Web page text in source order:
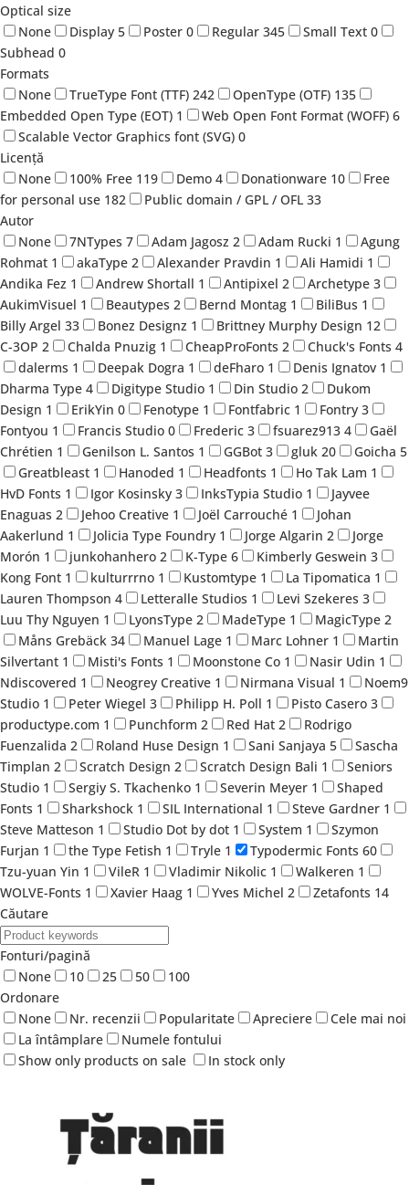
Optical size
None
Display 5 Poster 0 Regular 345 Small Text 0
Subhead 0
Formats
None
TrueType Font (TTF) 242 OpenType (OTF) 135
Embedded Open Type (EOT) 1 Web Open Font Format (WOFF) 6
Scalable Vector Graphics font (SVG) 0
Licență
None
100% Free 119 Demo 4 Donationware 10
Free
for personal use 182 Public domain / GPL / OFL 33
Autor
None
7NTypes 7 Adam Jagosz 2 Adam Rucki 1
Agung
Rohmat 1 akaType 2 Alexander Pravdin 1 Ali Hamidi 1
Andika Fez 1 Andrew Shortall 1 Antipixel 2 Archetype 3
AukimVisuel 1 Beautypes 2 Bernd Montag 1 BiliBus 1
Billy Argel 33 Bonez Designz 1 Brittney Murphy Design 12
C-3OP 2 Chalda Pnuzig 1 CheapProFonts 2 Chuck's Fonts 4
dalerms 1 Deepak Dogra 1 deFharo 1 Denis Ignatov 1
Dharma Type 4 Digitype Studio 1 Din Studio 2
Dukom
Design 1 ErikYin 0 Fenotype 1 Fontfabric 1 Fontry 3
Fontyou 1 Francis Studio 0 Frederic 3 fsuarez913 4
Gaël
Chrétien 1 Genilson L. Santos 1 GGBot 3 gluk 20 Goicha 5
Greatbleast 1 Hanoded 1 Headfonts 1 Ho Tak Lam 1
HvD Fonts 1 Igor Kosinsky 3 InksTypia Studio 1
Jayvee
Enaguas 2 Jehoo Creative 1 Joël Carrouché 1
Johan
Aakerlund 1 Jolicia Type Foundry 1 Jorge Algarin 2
Jorge
Morón 1 junkohanhero 2 K-Type 6 Kimberly Geswein 3
Kong Font 1 kulturrrno 1 Kustomtype 1 La Tipomatica 1
Lauren Thompson 4 Letteralle Studios 1 Levi Szekeres 3
Luu Thy Nguyen 1 LyonsType 2 MadeType 1 MagicType 2
Måns Grebäck 34 Manuel Lage 1 Marc Lohner 1
Martin
Silvertant 1 Misti's Fonts 1 Moonstone Co 1 Nasir Udin 1
Ndiscovered 1 Neogrey Creative 1 Nirmana Visual 1
Noem9
Studio 1 Peter Wiegel 3 Philipp H. Poll 1 Pisto Casero 3
productype.com 1 Punchform 2 Red Hat 2
Rodrigo
Fuenzalida 2 Roland Huse Design 1 Sani Sanjaya 5
Sascha
Timplan 2 Scratch Design 2 Scratch Design Bali 1
Seniors
Studio 1 Sergiy S. Tkachenko 1 Severin Meyer 1
Shaped
Fonts 1 Sharkshock 1 SIL International 1 Steve Gardner 1
Steve Matteson 1 Studio Dot by dot 1 System 1
Szymon
Furjan 1 the Type Fetish 1 Tryle 1 Typodermic Fonts 60
Tzu-yuan Yin 1 VileR 1 Vladimir Nikolic 1 Walkeren 1
WOLVE-Fonts 1 Xavier Haag 1 Yves Michel 2 Zetafonts 14
Căutare
Fonturi/pagină
None
10 25 50
100
Ordonare
None
Nr. recenzii Popularitate Apreciere
Cele mai noi
La întâmplare
Numele fontului
Show only products on sale
In stock only